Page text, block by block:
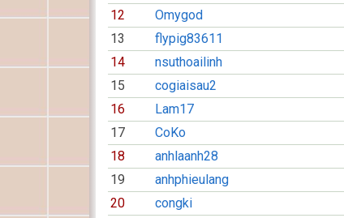
12
Omygod
13
flypig83611
14
nsuthoailinh
15
cogiaisau2
16
Lam17
17
CoKo
18
anhlaanh28
19
anhphieulang
20
congki